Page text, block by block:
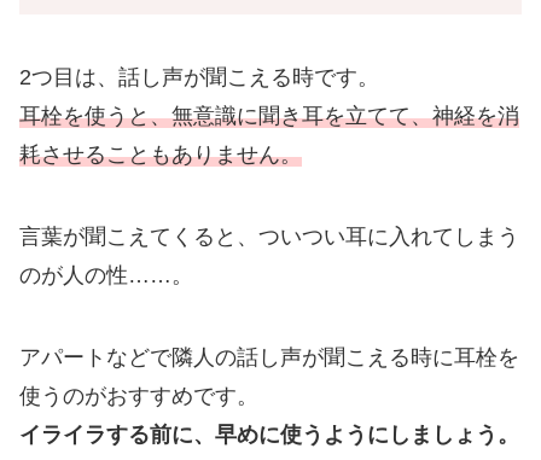
2つ目は、話し声が聞こえる時です。
耳栓を使うと、無意識に聞き耳を立てて、神経を消
耗させることもありません。
言葉が聞こえてくると、ついつい耳に入れてしまう
のが人の性……。
アパートなどで隣人の話し声が聞こえる時に耳栓を
使うのがおすすめです。
イライラする前に、早めに使うようにしましょう。